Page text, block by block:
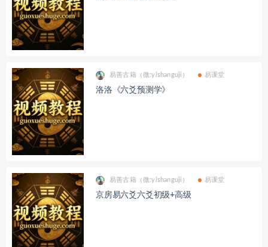
易善古籍（微:yishanguji） 易课堂
洛洛《六爻预测学》
易善古籍（微:yishanguji） 易课堂
京房易六爻六爻初级+高级